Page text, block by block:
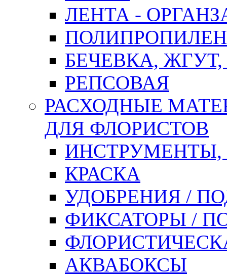
ЛЕНТА -
БЕЧЕВКА,
РЕПСОВАЯ
РАСХОДНЫЕ
ДЛЯ ФЛОРИСТОВ
ИНСТРУМЕНТЫ,
КРАСКА
УДОБРЕНИЯ /
ФИКСАТОРЫ /
АКВАБОКСЫ